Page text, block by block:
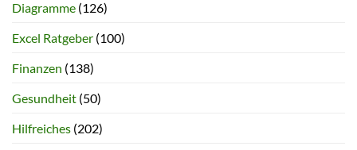
Diagramme (126)
Excel Ratgeber (100)
Finanzen (138)
Gesundheit (50)
Hilfreiches (202)